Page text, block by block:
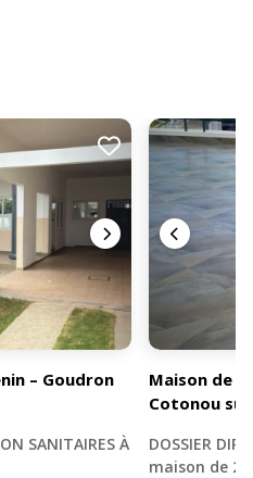
– Goudron
SANITAIRES À
Maison de 2
Cotonou
DOSSIER
maison de 2